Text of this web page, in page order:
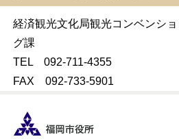
経済観光文化局観光コンベンシ
グ課
TEL 092-711-4355
FAX 092-733-5901